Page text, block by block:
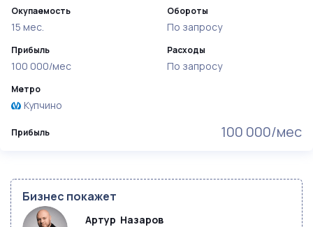
Прибыль 100 000/мес
Окупаемость
15 мес.
Прибыль
100 000/мес
Обороты
По запросу
Расходы
По запросу
Метро
Купчино
Бизнес покажет
Артур  Назаров